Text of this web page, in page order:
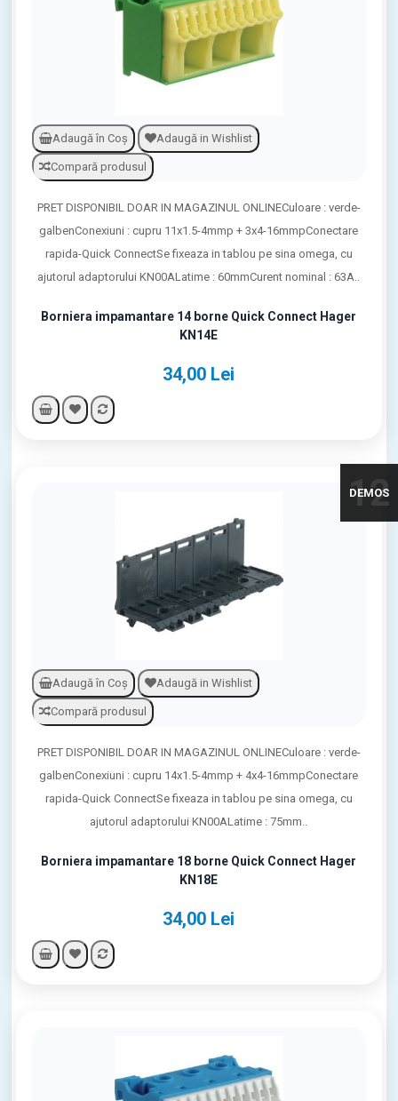
Adaugă în Coş Adaugă in Wishlist
Compară produsul
Borniera impamantare 14 borne Quick Connect Hager
KN14E
34,00 Lei
PRET DISPONIBIL DOAR IN MAGAZINUL ONLINECuloare : verde-
galbenConexiuni : cupru 11x1.5-4mmp + 3x4-16mmpConectare
rapida-Quick ConnectSe fixeaza in tablou pe sina omega, cu
ajutorul adaptorului KN00ALatime : 60mmCurent nominal : 63A..
Adaugă în Coş Adaugă in Wishlist
Compară produsul
Borniera impamantare 18 borne Quick Connect Hager
KN18E
34,00 Lei
PRET DISPONIBIL DOAR IN MAGAZINUL ONLINECuloare : verde-
galbenConexiuni : cupru 14x1.5-4mmp + 4x4-16mmpConectare
rapida-Quick ConnectSe fixeaza in tablou pe sina omega, cu
ajutorul adaptorului KN00ALatime : 75mm..
DEMOS
12